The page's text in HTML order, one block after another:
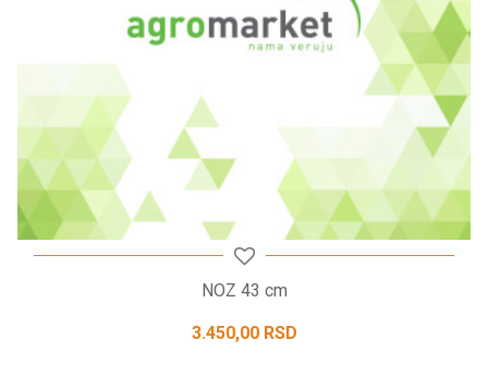
NOZ 43 cm
3.450,00 RSD